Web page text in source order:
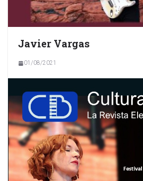
Javier Vargas
01/08/2021